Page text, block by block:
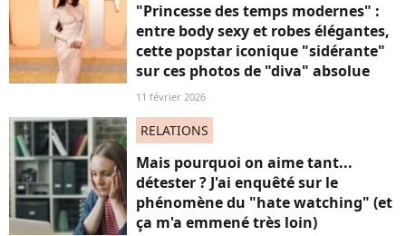
"Princesse des temps modernes" :
entre body sexy et robes élégantes,
cette popstar iconique "sidérante"
sur ces photos de "diva" absolue
11 février 2026
RELATIONS
Mais pourquoi on aime tant...
détester ? J'ai enquêté sur le
phénomène du "hate watching" (et
ça m'a emmené très loin)